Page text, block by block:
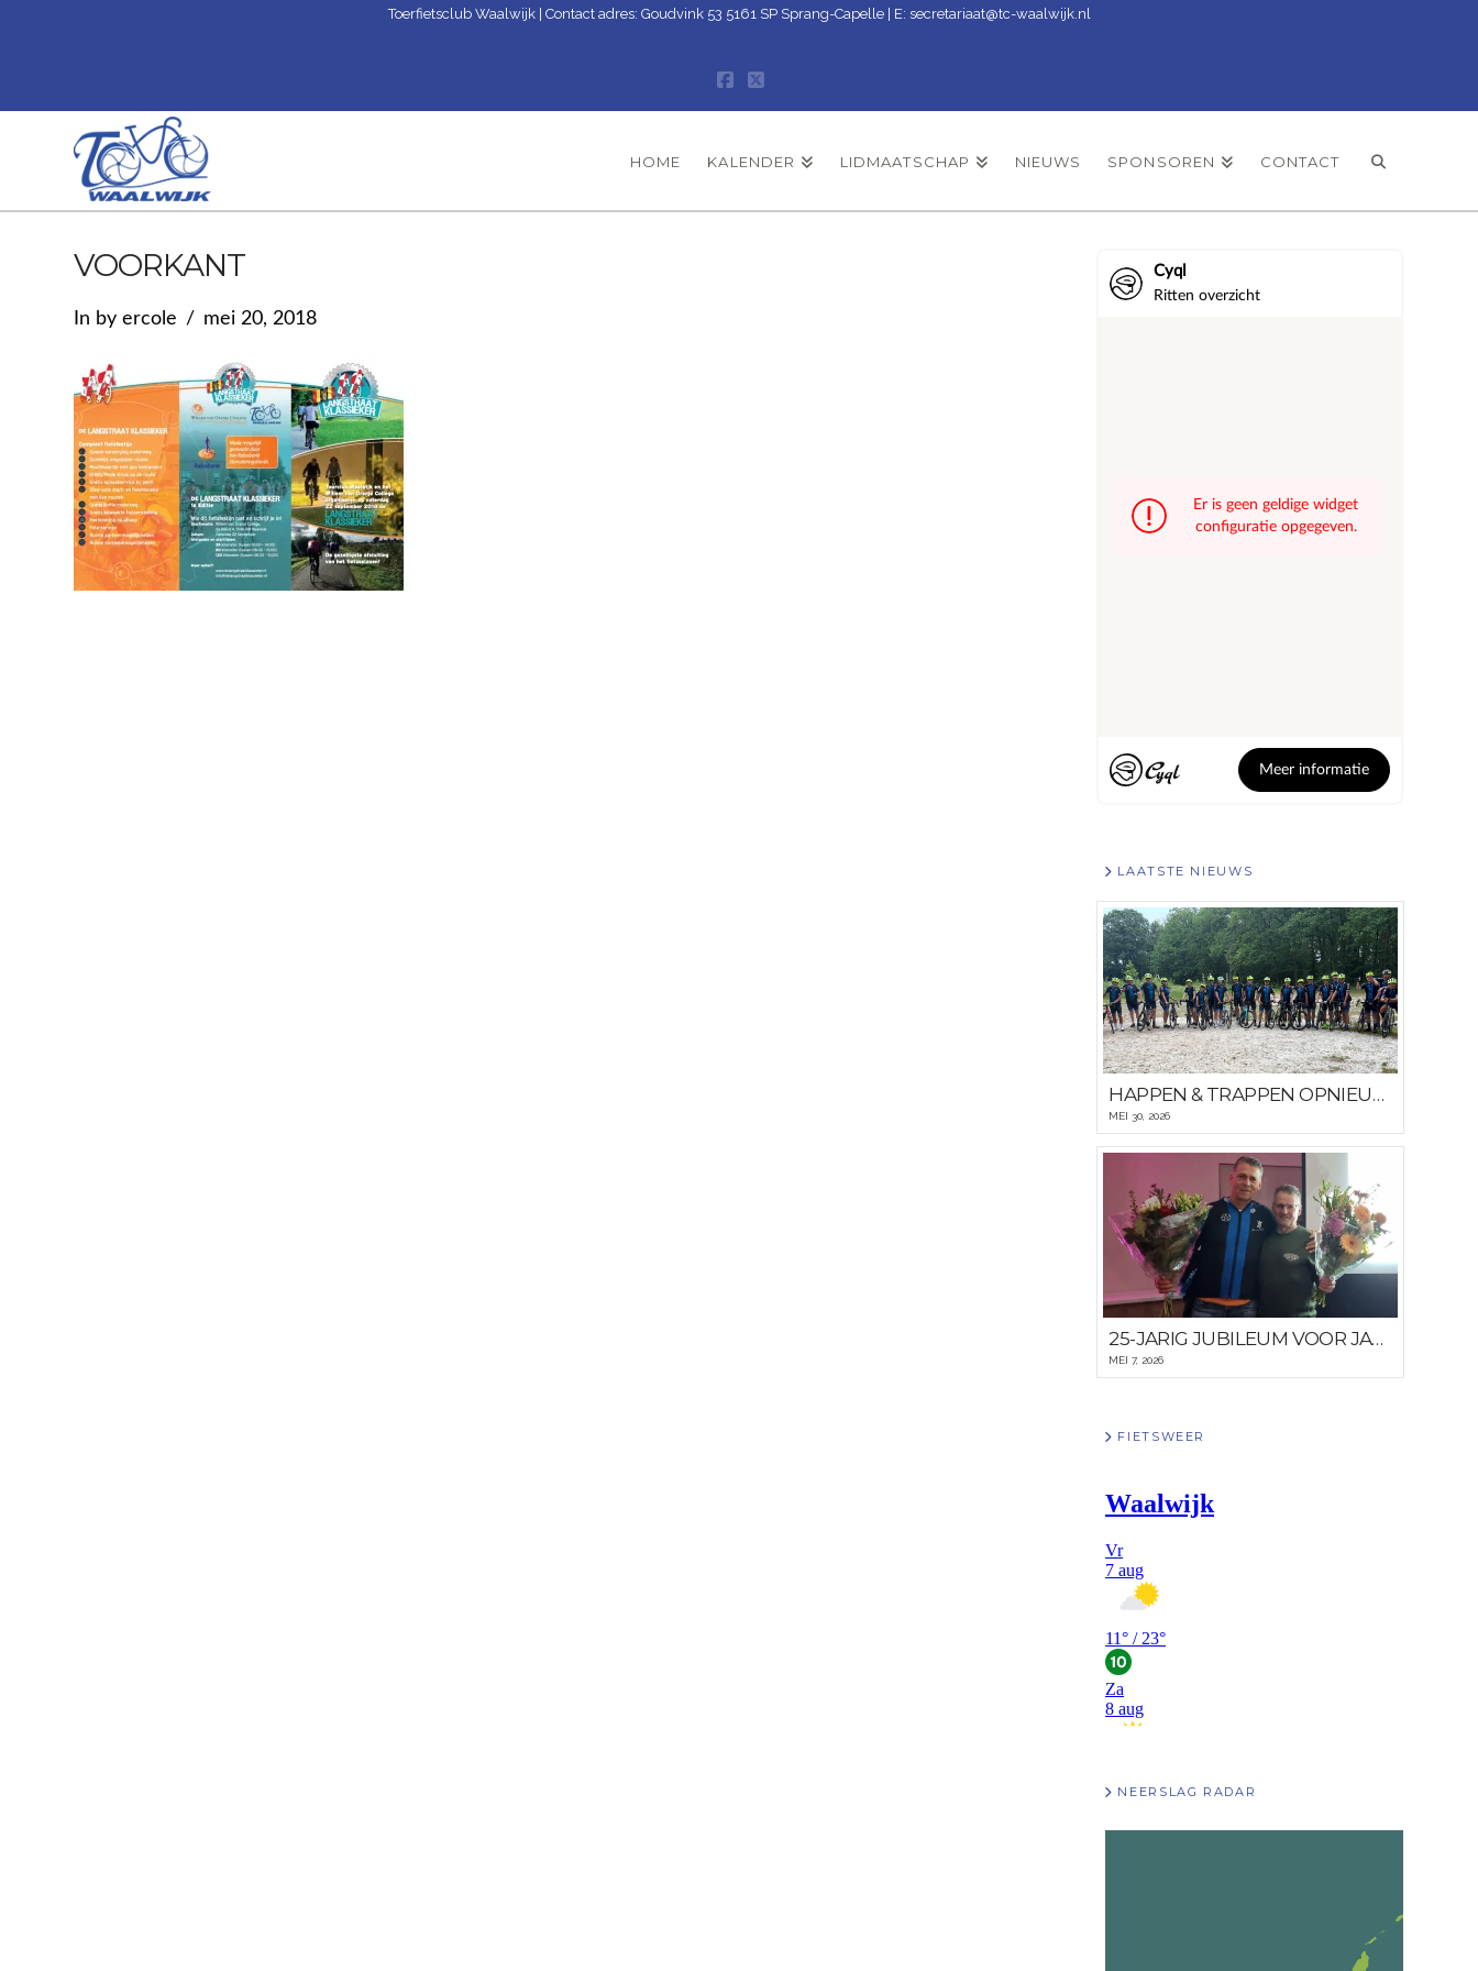
Toerfietsclub Waalwijk | Contact adres: Goudvink 53 5161 SP Sprang-Capelle | E: secretariaat@tc-waalwijk.nl
HOME KALENDER LIDMAATSCHAP NIEUWS SPONSOREN CONTACT
VOORKANT
In by ercole mei 20, 2018
LAATSTE NIEUWS
HAPPEN & TRAPPEN OPNIEUW GROOT SUCCES
MEI 30, 2026
25-JARIG JUBILEUM VOOR JAN VAN ZOEST EN DICK HULST
MEI 7, 2026
FIETSWEER
NEERSLAG RADAR